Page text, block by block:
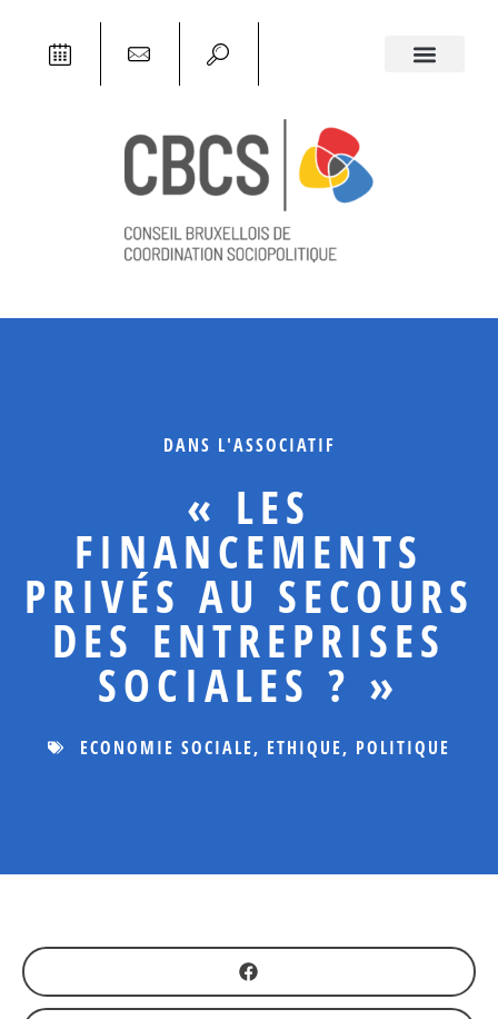
DANS L'ASSOCIATIF
« LES
FINANCEMENTS
PRIVÉS AU SECOURS
DES ENTREPRISES
SOCIALES ? »
ECONOMIE SOCIALE, ETHIQUE, POLITIQUE